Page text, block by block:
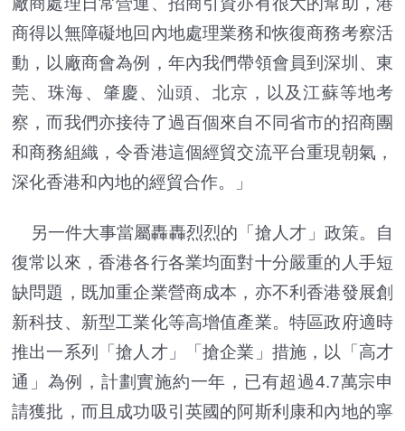
商得以無障礙地回內地處理業務和恢復商務考察活
動，以廠商會為例，年內我們帶領會員到深圳、東
莞、珠海、肇慶、汕頭、北京，以及江蘇等地考
察，而我們亦接待了過百個來自不同省市的招商團
和商務組織，令香港這個經貿交流平台重現朝氣，
深化香港和內地的經貿合作。」
另一件大事當屬轟轟烈烈的「搶人才」政策。自
復常以來，香港各行各業均面對十分嚴重的人手短
缺問題，既加重企業營商成本，亦不利香港發展創
新科技、新型工業化等高增值產業。特區政府適時
推出一系列「搶人才」「搶企業」措施，以「高才
通」為例，計劃實施約一年，已有超過4.7萬宗申
請獲批，而且成功吸引英國的阿斯利康和內地的寧